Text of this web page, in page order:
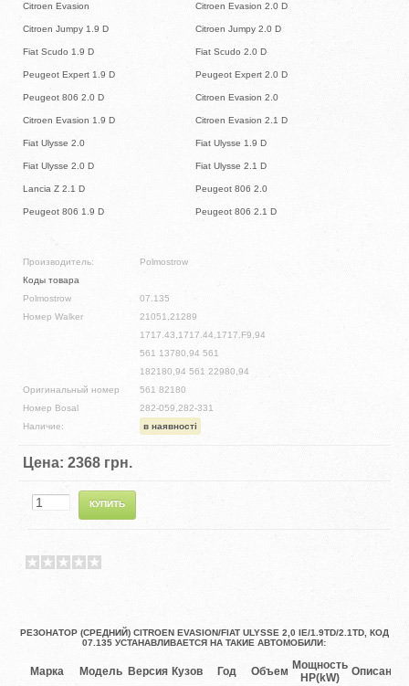
Citroen Evasion Citroen Evasion 2.0 D
Citroen Jumpy 1.9 D Citroen Jumpy 2.0 D
Fiat Scudo 1.9 D Fiat Scudo 2.0 D
Peugeot Expert 1.9 D Peugeot Expert 2.0 D
Peugeot 806 2.0 D Citroen Evasion 2.0
Citroen Evasion 1.9 D Citroen Evasion 2.1 D
Fiat Ulysse 2.0 Fiat Ulysse 1.9 D
Fiat Ulysse 2.0 D Fiat Ulysse 2.1 D
Lancia Z 2.1 D Peugeot 806 2.0
Peugeot 806 1.9 D Peugeot 806 2.1 D
Производитель:
Polmostrow
Коды товара
Polmostrow
07.135
Номер Walker
21051,21289
Оригинальный номер
1717.43,1717.44,1717.F9,94
561 13780,94 561
182180,94 561 22980,94
561 82180
Номер Bosal
282-059,282-331
Наличие:
в наявності
Цена:2368 грн.
РЕЗОНАТОР (СРЕДНИЙ) CITROEN EVASION/FIAT ULYSSE 2,0 IE/1.9TD/2.1TD, КОД
07.135 УСТАНАВЛИВАЕТСЯ НА ТАКИЕ АВТОМОБИЛИ:
Марка Модель Версия Кузов Год Объем Мощность
HP(kW)
Описание